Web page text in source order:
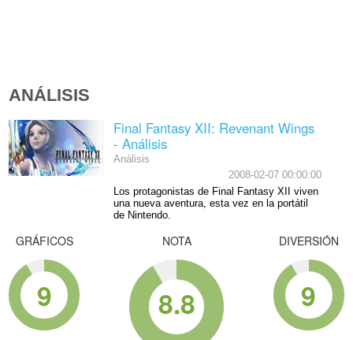
ANÁLISIS
Final Fantasy XII: Revenant Wings
- Análisis
Análisis
2008-02-07 00:00:00
Los protagonistas de Final Fantasy XII viven
una nueva aventura, esta vez en la portátil
de Nintendo.
GRÁFICOS
9
NOTA
8.8
DIVERSIÓN
9